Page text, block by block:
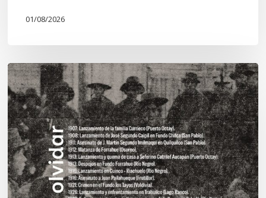
01/08/2026
Chawrakawin:
Palimpsesto
explora
a
través
del
arte